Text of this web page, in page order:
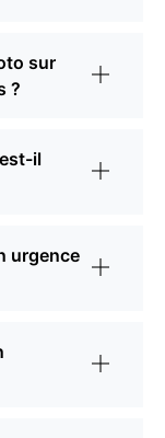
sur
?
il
urgence